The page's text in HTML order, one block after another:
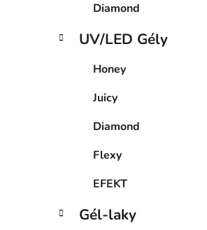
Diamond
UV/LED Gély
Honey
Juicy
Diamond
Flexy
EFEKT
Gél-laky